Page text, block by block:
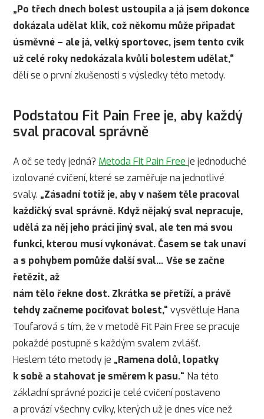
„Po třech dnech bolest ustoupila a já jsem dokonce
dokázala udělat klik, což někomu může připadat
úsměvné – ale já, velký sportovec, jsem tento cvik
už celé roky nedokázala kvůli bolestem udělat,“
dělí se o první zkušenosti s výsledky této metody.
Podstatou Fit Pain Free je, aby každý
sval pracoval správně
A oč se tedy jedná? Metoda Fit Pain Freeje jednoduché
izolované cvičení, které se zaměřuje na jednotlivé
svaly. „Zásadní totiž je, aby v našem těle pracoval
každičký sval správně. Když nějaký sval nepracuje,
udělá za něj jeho práci jiný sval, ale ten má svou
funkci, kterou musí vykonávat. Časem se tak unaví
a s pohybem pomůže další sval… Vše se začne
řetězit, až
nám tělo řekne dost. Zkrátka se přetíží, a právě
tehdy začneme pociťovat bolest,“ vysvětluje Hana
Toufarová s tím, že v metodě Fit Pain Free se pracuje
pokaždé postupně s každým svalem zvlášť.
Heslem této metody je „Ramena dolů, lopatky
k sobě a stahovat je směrem k pasu.“ Na této
základní správné pozici je celé cvičení postaveno
a provází všechny cviky, kterých už je dnes více než